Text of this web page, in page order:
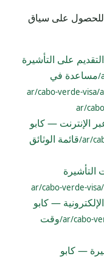
للحصول على سياق
التقديم على التأشيرة
مساعدة في
/ar/cabo-verde-visa/
/ar/
الإنترنت — كابو
قائمة الوثائق
التأشيرة
/ar/cabo-verde-
— كابو
وقت
— كابو